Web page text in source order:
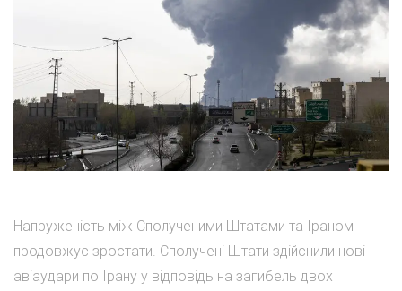
Напруженість між Сполученими Штатами та Іраном
продовжує зростати. Сполучені Штати здійснили нові
авіаудари по Ірану у відповідь на загибель двох